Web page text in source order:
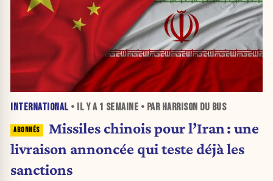
INTERNATIONAL • IL Y A 1 SEMAINE • PAR HARRISON DU BUS
Missiles chinois pour l’Iran : une
livraison annoncée qui teste déjà les
sanctions